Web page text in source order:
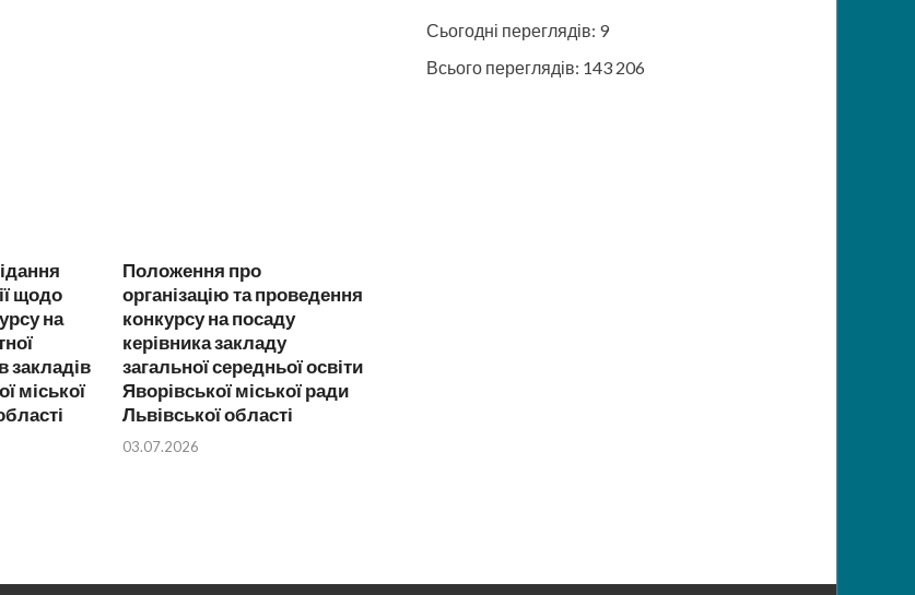
щодо
на
закладів
міської
Положення про
організацію та проведення
конкурсу на посаду
керівника закладу
загальної середньої освіти
Яворівської міської ради
Львівської області
03.07.2026
Сьогодні переглядів: 9
Всього переглядів: 143 206